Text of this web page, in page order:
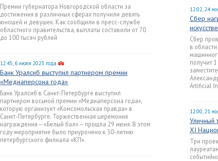
Премии губернатора Новгородской области за
достижения в различных сферах получили девять
юношей и девушек. Как сообщили в пресс-службе
областного правительства, выплаты составили от 70
до 100 тысяч рублей
12:45, 6 июля 2023 года
Банк Уралсиб выступил партнером премии
«Медиаперсона года»
Банк Уралсиб в Санкт-Петербурге выступил
партнером восьмой премии «Медиаперсона года»,
которую организует «Комсомольская правда» в
Санкт-Петербурге. Торжественная церемония
награждения — «Белый бал» — прошла 29 июня. В этом
году мероприятие было приурочено к 30-летию
петербургского филиала «КП».
12:02, 24
Сбер
Сбер
в
получит
Artificial
12:00, 21
Уличный
XI
Три